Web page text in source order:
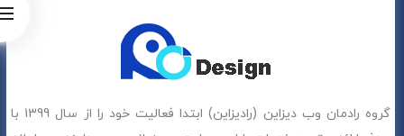
گروه رادمان وب دیزاین (رادیزاین) ابتدا فعالیت خود را از سال 1399 با